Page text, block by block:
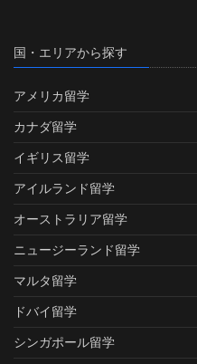
国・エリアから探す
アメリカ留学
カナダ留学
イギリス留学
アイルランド留学
オーストラリア留学
ニュージーランド留学
マルタ留学
ドバイ留学
シンガポール留学